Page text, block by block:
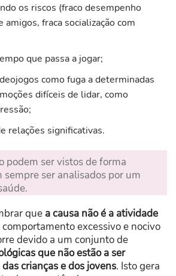
os riscos (fraco desempenho
amigos, fraca socialização com
que passa a jogar;
como fuga a determinadas
difíceis de lidar, como
relações significativas.
podem ser vistos de forma
sempre ser analisados por um
que a causa não é a atividade
comportamento excessivo e nocivo
devido a um conjunto de
que não estão a ser
crianças e dos jovens. Isto gera